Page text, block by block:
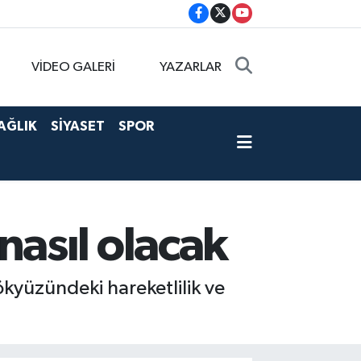
VİDEO GALERİ YAZARLAR
SİYASET SPOR
olacak
hareketlilik ve